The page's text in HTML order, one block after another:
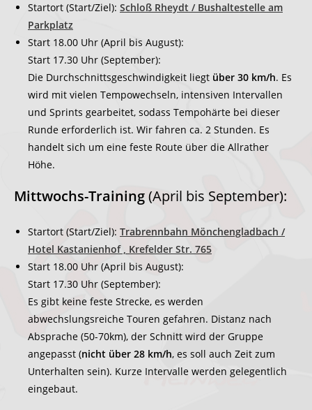
Startort (Start/Ziel): Schloß Rheydt / Bushaltestelle am
Parkplatz
Start 18.00 Uhr (April bis August):
Start 17.30 Uhr (September):
Die Durchschnittsgeschwindigkeit liegt über 30 km/h. Es
wird mit vielen Tempowechseln, intensiven Intervallen
und Sprints gearbeitet, sodass Tempohärte bei dieser
Runde erforderlich ist. Wir fahren ca. 2 Stunden. Es
handelt sich um eine feste Route über die Allrather
Höhe.
Mittwochs-Training(April bis September):
Startort (Start/Ziel): Trabrennbahn Mönchengladbach /
Hotel Kastanienhof , Krefelder Str. 765
Start 18.00 Uhr (April bis August):
Start 17.30 Uhr (September):
Es gibt keine feste Strecke, es werden
abwechslungsreiche Touren gefahren. Distanz nach
Absprache (50-70km), der Schnitt wird der Gruppe
angepasst (nicht über 28 km/h, es soll auch Zeit zum
Unterhalten sein). Kurze Intervalle werden gelegentlich
eingebaut.